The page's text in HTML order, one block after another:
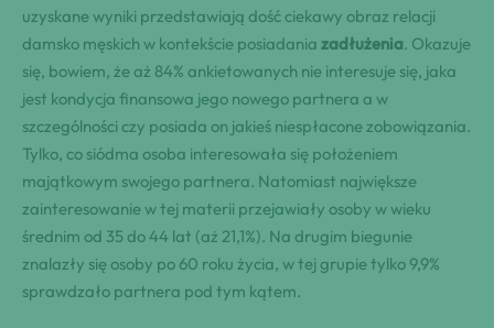
uzyskane wyniki przedstawiają dość ciekawy obraz relacji
damsko męskich w kontekście posiadania zadłużenia. Okazuje
się, bowiem, że aż 84% ankietowanych nie interesuje się, jaka
jest kondycja finansowa jego nowego partnera a w
szczególności czy posiada on jakieś niespłacone zobowiązania.
Tylko, co siódma osoba interesowała się położeniem
majątkowym swojego partnera. Natomiast największe
zainteresowanie w tej materii przejawiały osoby w wieku
średnim od 35 do 44 lat (aż 21,1%). Na drugim biegunie
znalazły się osoby po 60 roku życia, w tej grupie tylko 9,9%
sprawdzało partnera pod tym kątem.